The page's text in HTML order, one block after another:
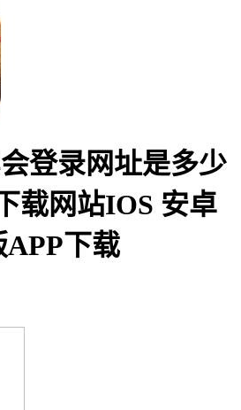
登录网址是多少
载网站IOS 安卓
APP下载